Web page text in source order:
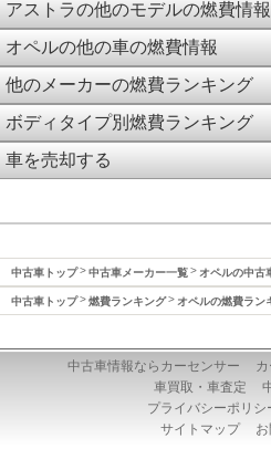
アストラの他のモデルの燃費情報
オペルの他の車の燃費情報
他のメーカーの燃費ランキング
ボディタイプ別燃費ランキング
車を売却する
中古車トップ 中古車メーカー一覧 オペルの中古
中古車トップ 燃費ランキング オペルの燃費ラン
中古車情報ならカーセンサー
車買取・車査定
プライバシーポリシ
サイトマップ